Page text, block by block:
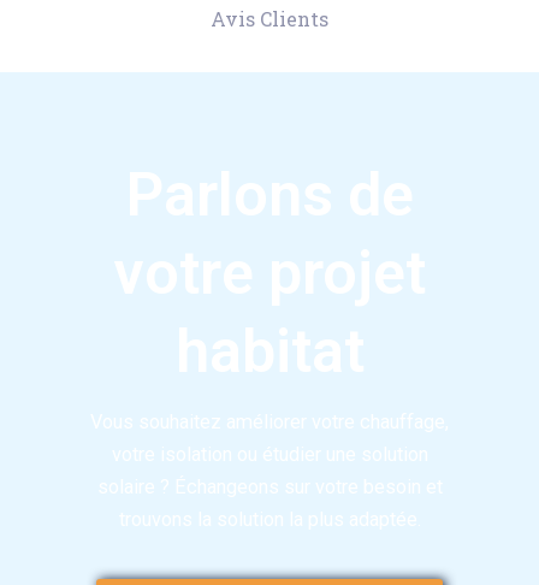
Avis Clients
Parlons de
votre projet
habitat
Vous souhaitez améliorer votre chauffage,
votre isolation ou étudier une solution
solaire ? Échangeons sur votre besoin et
trouvons la solution la plus adaptée.